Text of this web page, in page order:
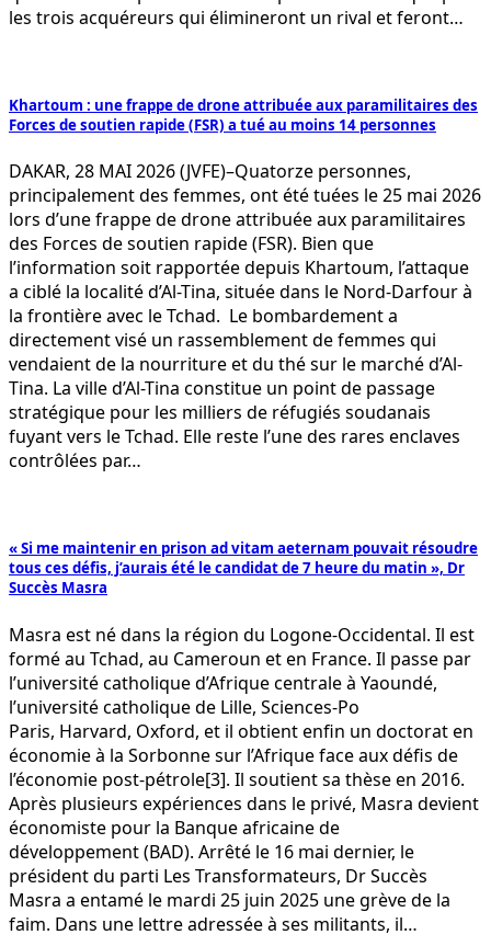
les trois acquéreurs qui élimineront un rival et feront…
Khartoum : une frappe de drone attribuée aux paramilitaires des
Forces de soutien rapide (FSR) a tué au moins 14 personnes
DAKAR, 28 MAI 2026 (JVFE)–Quatorze personnes,
principalement des femmes, ont été tuées le 25 mai 2026
lors d’une frappe de drone attribuée aux paramilitaires
des Forces de soutien rapide (FSR). Bien que
l’information soit rapportée depuis Khartoum, l’attaque
a ciblé la localité d’Al-Tina, située dans le Nord-Darfour à
la frontière avec le Tchad. Le bombardement a
directement visé un rassemblement de femmes qui
vendaient de la nourriture et du thé sur le marché d’Al-
Tina. La ville d’Al-Tina constitue un point de passage
stratégique pour les milliers de réfugiés soudanais
fuyant vers le Tchad. Elle reste l’une des rares enclaves
contrôlées par…
« Si me maintenir en prison ad vitam aeternam pouvait résoudre
tous ces défis, j’aurais été le candidat de 7 heure du matin », Dr
Succès Masra
Masra est né dans la région du Logone-Occidental. Il est
formé au Tchad, au Cameroun et en France. Il passe par
l’université catholique d’Afrique centrale à Yaoundé,
l’université catholique de Lille, Sciences-Po
Paris, Harvard, Oxford, et il obtient enfin un doctorat en
économie à la Sorbonne sur l’Afrique face aux défis de
l’économie post-pétrole[3]. Il soutient sa thèse en 2016.
Après plusieurs expériences dans le privé, Masra devient
économiste pour la Banque africaine de
développement (BAD). Arrêté le 16 mai dernier, le
président du parti Les Transformateurs, Dr Succès
Masra a entamé le mardi 25 juin 2025 une grève de la
faim. Dans une lettre adressée à ses militants, il…